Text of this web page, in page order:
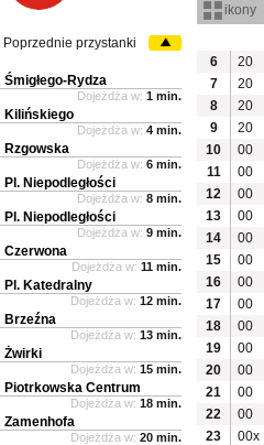
ikony
6
20
7
20
8
20
9
20
10
00
11
00
12
00
13
00
14
00
15
00
16
00
17
00
18
00
19
00
20
00
21
00
22
00
23
00x
Poprzednie przystanki
Śmigłego-Rydza
Dojeżdża w: 1 min.
Kilińskiego
Dojeżdża w: 4 min.
Rzgowska
Dojeżdża w: 6 min.
Pl. Niepodległości
Dojeżdża w: 8 min.
Pl. Niepodległości
Dojeżdża w: 9 min.
Czerwona
Dojeżdża w: 11 min.
Pl. Katedralny
Dojeżdża w: 12 min.
Brzeźna
Dojeżdża w: 13 min.
Żwirki
Dojeżdża w: 15 min.
Piotrkowska Centrum
Dojeżdża w: 18 min.
Zamenhofa
Dojeżdża w: 20 min.